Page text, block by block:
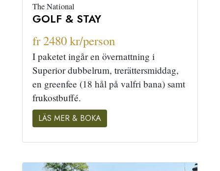
The National
GOLF & STAY
fr 2480 kr/person
I paketet ingår en övernattning i
Superior dubbelrum, trerättersmiddag,
en greenfee (18 hål på valfri bana) samt
frukostbuffé.
LÄS MER & BOKA